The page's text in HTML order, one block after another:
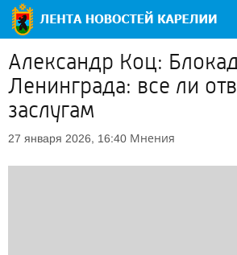
Александр Коц:
Ленинграда: все ли
заслугам
27 января 2026, 16:40 Мнения